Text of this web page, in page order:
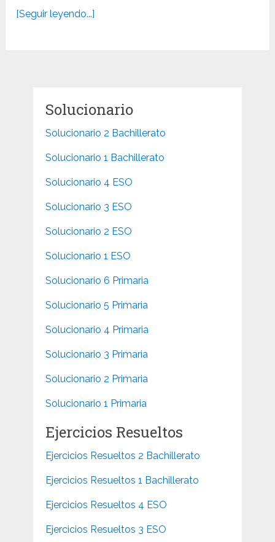
[Seguir leyendo...]
Solucionario
Solucionario 2 Bachillerato
Solucionario 1 Bachillerato
Solucionario 4 ESO
Solucionario 3 ESO
Solucionario 2 ESO
Solucionario 1 ESO
Solucionario 6 Primaria
Solucionario 5 Primaria
Solucionario 4 Primaria
Solucionario 3 Primaria
Solucionario 2 Primaria
Solucionario 1 Primaria
Ejercicios Resueltos
Ejercicios Resueltos 2 Bachillerato
Ejercicios Resueltos 1 Bachillerato
Ejercicios Resueltos 4 ESO
Ejercicios Resueltos 3 ESO